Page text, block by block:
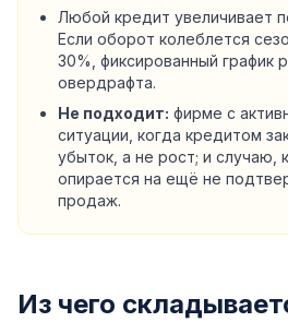
Любой кредит увеличивает
Если оборот колеблется
30%, фиксированный график
овердрафта.
Не подходит: фирме с
ситуации, когда кредитом
убыток, а не рост; и случаю,
опирается на ещё не
продаж.
Из чего